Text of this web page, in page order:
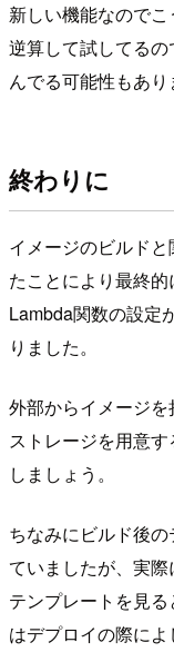
新しい機能なので
逆算して試してる
んでる可能性もあり
終わりに
イメージのビルド
たことにより最終
Lambda関数の設定
りました。
外部からイメージ
ストレージを用意
しましょう。
ちなみにビルド後
ていましたが、実
テンプレートを見
はデプロイの際によ